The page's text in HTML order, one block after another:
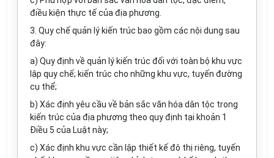
điều kiện thực tế của địa phương.
3. Quy chế quản lý kiến trúc bao gồm các nội dung sau
đây:
a) Quy định về quản lý kiến trúc đối với toàn bộ khu vực
lập quy chế; kiến trúc cho những khu vực, tuyến đường
cụ thể;
b) Xác định yêu cầu về bản sắc văn hóa dân tộc trong
kiến trúc của địa phương theo quy định tại khoản 1
Điều 5 của Luật này;
c) Xác định khu vực cần lập thiết kế đô thị riêng, tuyến